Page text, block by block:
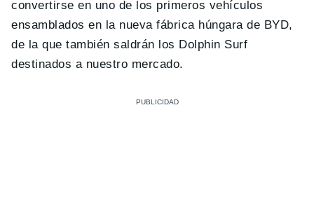
convertirse en uno de los primeros vehículos
ensamblados en la nueva fábrica húngara de BYD,
de la que también saldrán los Dolphin Surf
destinados a nuestro mercado.